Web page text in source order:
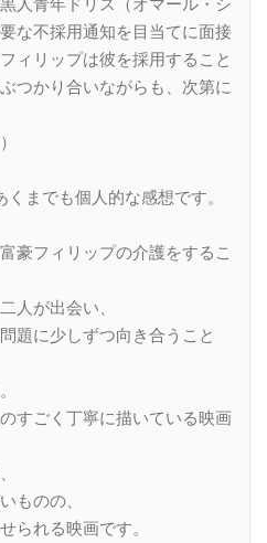
人青年ドリス（オマール・シ
な不採用通知を目当てに面接
ィリップは彼を採用すること
つかり合いながらも、次第に
でも個人的な感想です。
豪フィリップの介護をするこ
人が出会い、
題に少しずつ向き合うこと
すごく丁寧に描いている映画
ものの、
られる映画です。